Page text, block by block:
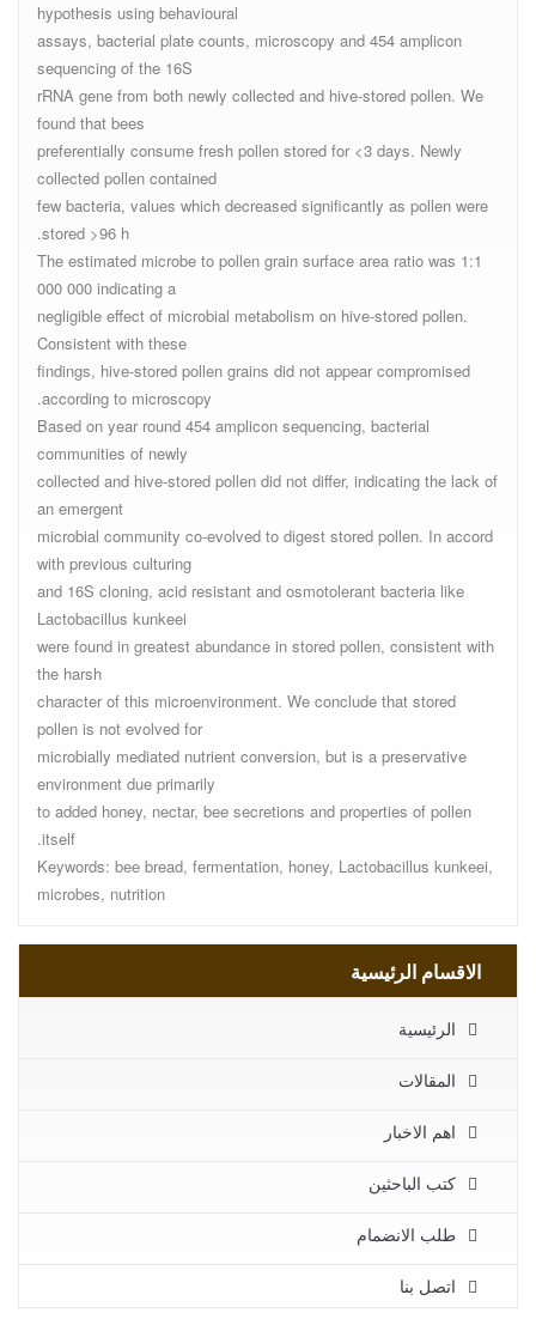
hypothesis using behavioural
assays, bacterial plate counts, microscopy and 454 amplicon
sequencing of the 16S
rRNA gene from both newly collected and hive-stored pollen. We
found that bees
preferentially consume fresh pollen stored for <3 days. Newly
collected pollen contained
few bacteria, values which decreased significantly as pollen were
stored >96 h.
The estimated microbe to pollen grain surface area ratio was 1:1
000 000 indicating a
negligible effect of microbial metabolism on hive-stored pollen.
Consistent with these
findings, hive-stored pollen grains did not appear compromised
according to microscopy.
Based on year round 454 amplicon sequencing, bacterial
communities of newly
collected and hive-stored pollen did not differ, indicating the lack of
an emergent
microbial community co-evolved to digest stored pollen. In accord
with previous culturing
and 16S cloning, acid resistant and osmotolerant bacteria like
Lactobacillus kunkeei
were found in greatest abundance in stored pollen, consistent with
the harsh
character of this microenvironment. We conclude that stored
pollen is not evolved for
microbially mediated nutrient conversion, but is a preservative
environment due primarily
to added honey, nectar, bee secretions and properties of pollen
itself.
Keywords: bee bread, fermentation, honey, Lactobacillus kunkeei,
microbes, nutrition
الاقسام الرئيسية
الرئيسية
المقالات
اهم الاخبار
كتب الباحثين
طلب الانضمام
اتصل بنا